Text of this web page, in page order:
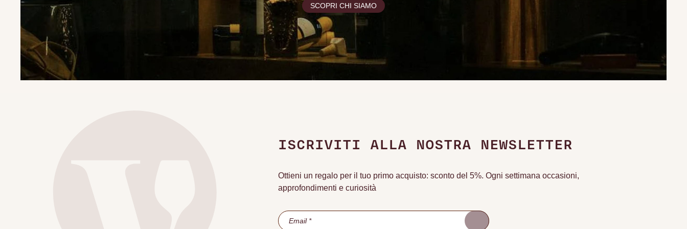
SCOPRI CHI SIAMO
ISCRIVITI ALLA NOSTRA NEWSLETTER
Ottieni un regalo per il tuo primo acquisto: sconto del 5%. Ogni settimana occasioni,
approfondimenti e curiosità